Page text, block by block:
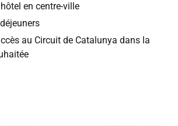
en centre-ville
au Circuit de Catalunya dans la